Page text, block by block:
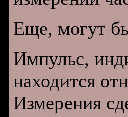
Еще, могут
Импульс,
находится
Измерения